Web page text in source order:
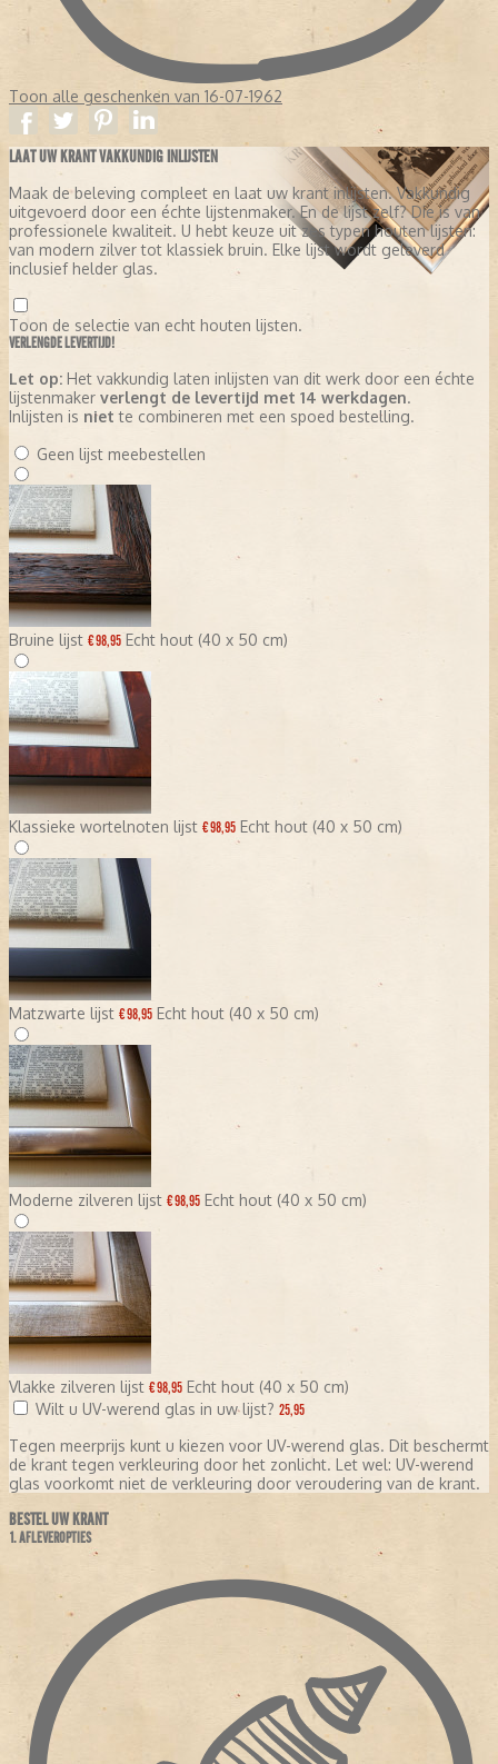
Toon alle geschenken van 16-07-1962
LAAT UW KRANT VAKKUNDIG INLIJSTEN
Maak de beleving compleet en laat uw krant inlijsten. Vakkundig
uitgevoerd door een échte lijstenmaker. En de lijst zelf? Die is van
professionele kwaliteit. U hebt keuze uit zes typen houten lijsten:
van modern zilver tot klassiek bruin. Elke lijst wordt geleverd
inclusief helder glas.
Toon de selectie van echt houten lijsten.
VERLENGDE LEVERTIJD!
Let op: Het vakkundig laten inlijsten van dit werk door een échte
lijstenmaker verlengt de levertijd met 14 werkdagen.
Inlijsten is niet te combineren met een spoed bestelling.
Geen lijst meebestellen
Bruine lijst € 98,95 Echt hout (40 x 50 cm)
Klassieke wortelnoten lijst € 98,95 Echt hout (40 x 50 cm)
Matzwarte lijst € 98,95 Echt hout (40 x 50 cm)
Moderne zilveren lijst € 98,95 Echt hout (40 x 50 cm)
Vlakke zilveren lijst € 98,95 Echt hout (40 x 50 cm)
Wilt u UV-werend glas in uw lijst? 25,95
Tegen meerprijs kunt u kiezen voor UV-werend glas. Dit beschermt
de krant tegen verkleuring door het zonlicht. Let wel: UV-werend
glas voorkomt niet de verkleuring door veroudering van de krant.
BESTEL UW KRANT
1. AFLEVEROPTIES